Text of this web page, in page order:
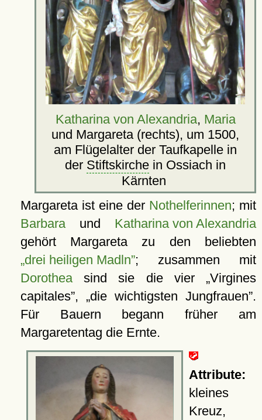
Katharina von Alexandria, Maria
und Margareta (rechts), um 1500,
am Flügelalter der Taufkapelle in
der Stiftskirche in Ossiach in
Kärnten
Margareta ist eine der Nothelferinnen; mit
Barbaraund Katharina von Alexandria
gehört Margareta zu den beliebten
drei heiligen Madln ; zusammen mit
Dorotheasind sie die vier
Virgines
capitales , die wichtigsten Jungfrauen .
Für Bauern begann früher am
Margaretentag die Ernte.
Attribute:
kleines
Kreuz,